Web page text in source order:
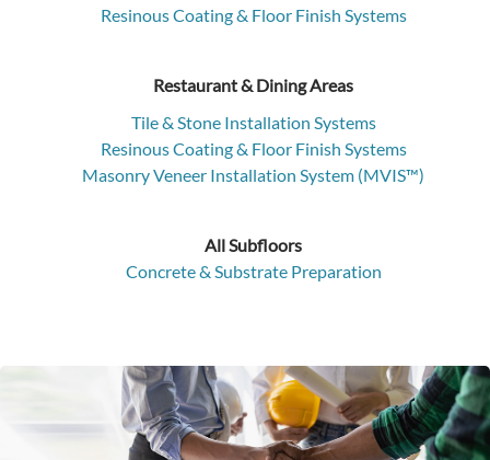
Resinous Coating & Floor Finish Systems
Restaurant & Dining Areas
Tile & Stone Installation Systems
Resinous Coating & Floor Finish Systems
Masonry Veneer Installation System (MVIS™)
All Subfloors
Concrete & Substrate Preparation